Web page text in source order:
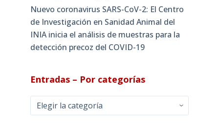
Nuevo coronavirus SARS-CoV-2: El Centro
de Investigación en Sanidad Animal del
INIA inicia el análisis de muestras para la
detección precoz del COVID-19
Entradas – Por categorías
Entradas
–